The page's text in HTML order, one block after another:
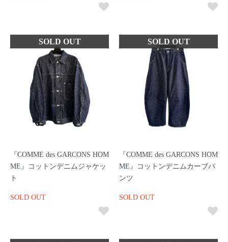
『COMME des GARCONS HOM
ME』コットンデニムジャケッ
ト
SOLD OUT
『COMME des GARCONS HOM
ME』コットンデニムカーブパ
ンツ
SOLD OUT